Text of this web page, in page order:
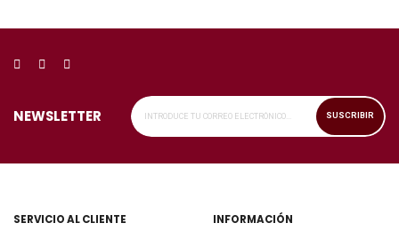
NEWSLETTER SUSCRIBIR
SERVICIO AL CLIENTE INFORMACIÓN